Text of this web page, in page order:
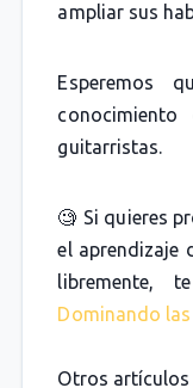
ampliar sus
Esperemos
guitarristas.
🧐 Si quieres
el aprendizaje
libremente,
Dominando
Otros artículos